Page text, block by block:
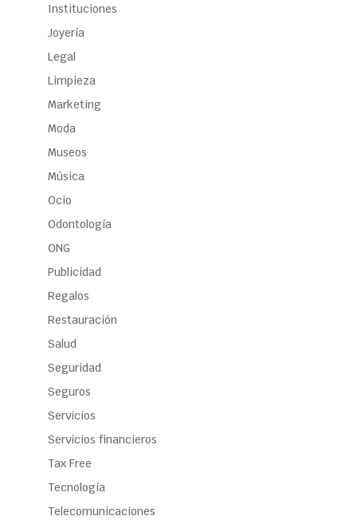
Instituciones
Joyería
Legal
Limpieza
Marketing
Moda
Museos
Música
Ocio
Odontología
ONG
Publicidad
Regalos
Restauración
Salud
Seguridad
Seguros
Servicios
Servicios financieros
Tax Free
Tecnología
Telecomunicaciones